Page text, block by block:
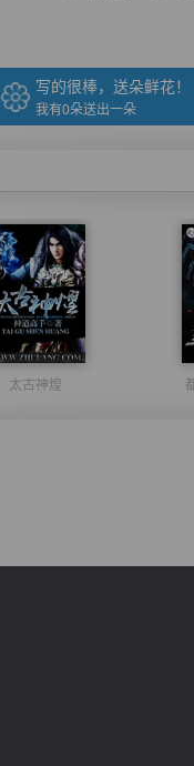
写的很棒，送朵鲜花！
我有0朵送出一朵
太古神煌